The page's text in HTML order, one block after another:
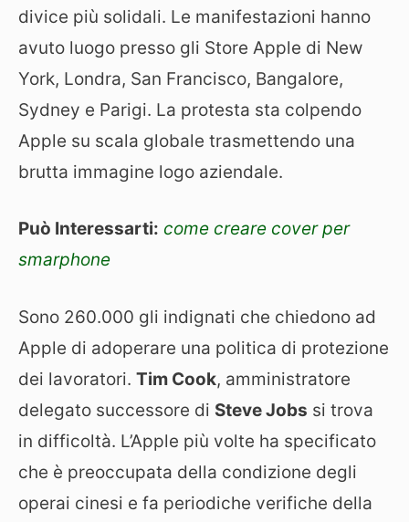
divice più solidali. Le manifestazioni hanno
avuto luogo presso gli Store Apple di New
York, Londra, San Francisco, Bangalore,
Sydney e Parigi. La protesta sta colpendo
Apple su scala globale trasmettendo una
brutta immagine logo aziendale.
Può Interessarti: come creare cover per
smarphone
Sono 260.000 gli indignati che chiedono ad
Apple di adoperare una politica di protezione
dei lavoratori. Tim Cook, amministratore
delegato successore di Steve Jobs si trova
in difficoltà. L’Apple più volte ha specificato
che è preoccupata della condizione degli
operai cinesi e fa periodiche verifiche della